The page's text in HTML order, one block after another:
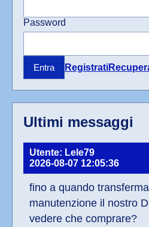
Password
Entra Registrati
Ultimi messaggi
Utente: Lele79
2026-08-07 12:05:36
fino a quando
manutenzione il nostro
vedere che comprare?